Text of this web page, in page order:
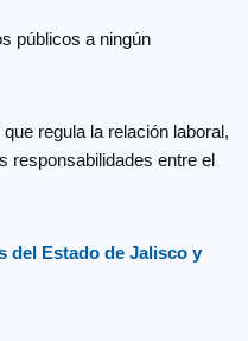
públicos a ningún
regula la relación laboral,
responsabilidades entre el
del Estado de Jalisco y